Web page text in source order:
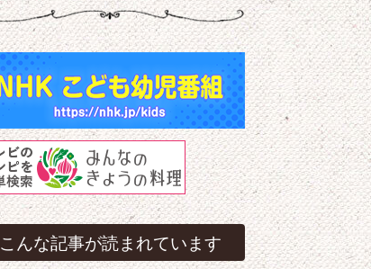
こんな記事が読まれています